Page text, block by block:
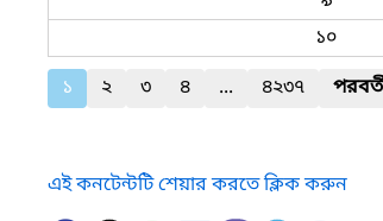
১০
১
২ ৩ ৪ ... ৪২৩৭
এই কনটেন্টটি শেয়ার করতে ক্লিক করুন